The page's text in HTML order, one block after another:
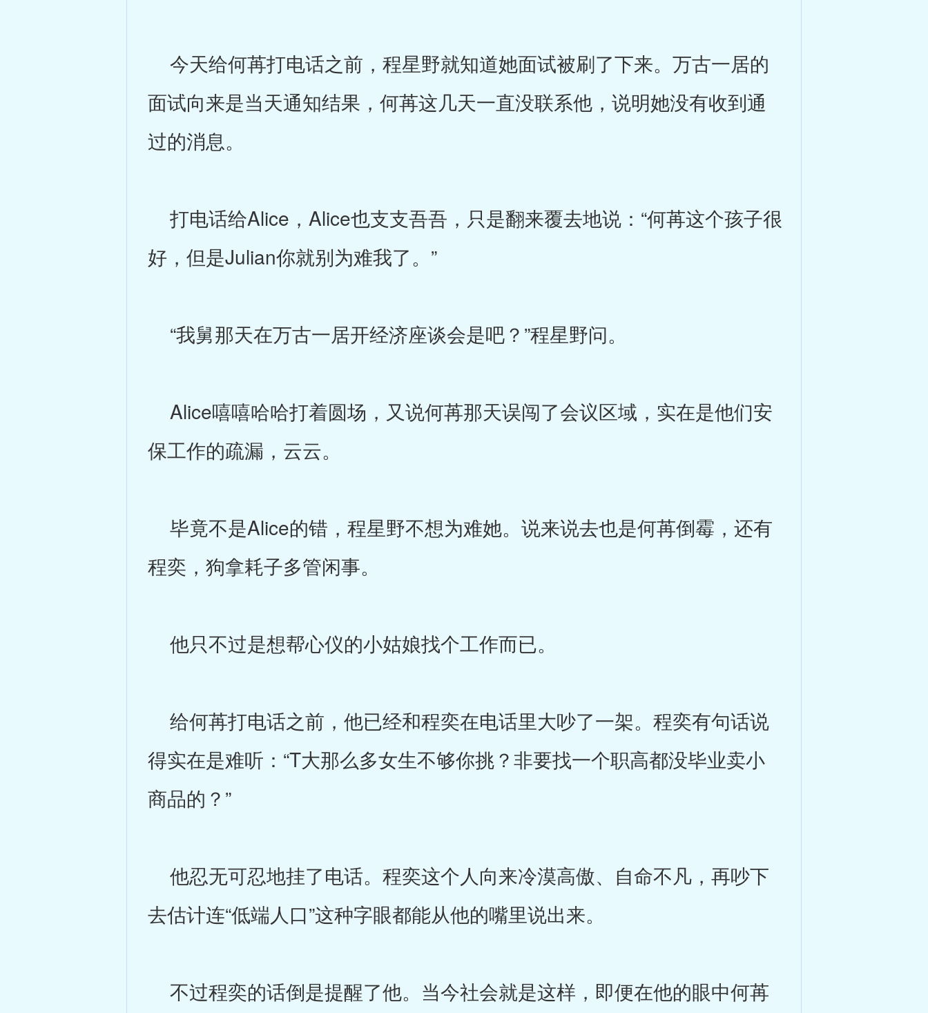
今天给何苒打电话之前，程星野就知道她面试被刷了下来。万古一居的
面试向来是当天通知结果，何苒这几天一直没联系他，说明她没有收到通
过的消息。
打电话给Alice，Alice也支支吾吾，只是翻来覆去地说：“何苒这个孩子很
好，但是Julian你就别为难我了。”
“我舅那天在万古一居开经济座谈会是吧？”程星野问。
Alice嘻嘻哈哈打着圆场，又说何苒那天误闯了会议区域，实在是他们安
保工作的疏漏，云云。
毕竟不是Alice的错，程星野不想为难她。说来说去也是何苒倒霉，还有
程奕，狗拿耗子多管闲事。
他只不过是想帮心仪的小姑娘找个工作而已。
给何苒打电话之前，他已经和程奕在电话里大吵了一架。程奕有句话说
得实在是难听：“T大那么多女生不够你挑？非要找一个职高都没毕业卖小
商品的？”
他忍无可忍地挂了电话。程奕这个人向来冷漠高傲、自命不凡，再吵下
去估计连“低端人口”这种字眼都能从他的嘴里说出来。
不过程奕的话倒是提醒了他。当今社会就是这样，即便在他的眼中何苒